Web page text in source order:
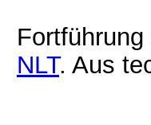
NLT. Aus